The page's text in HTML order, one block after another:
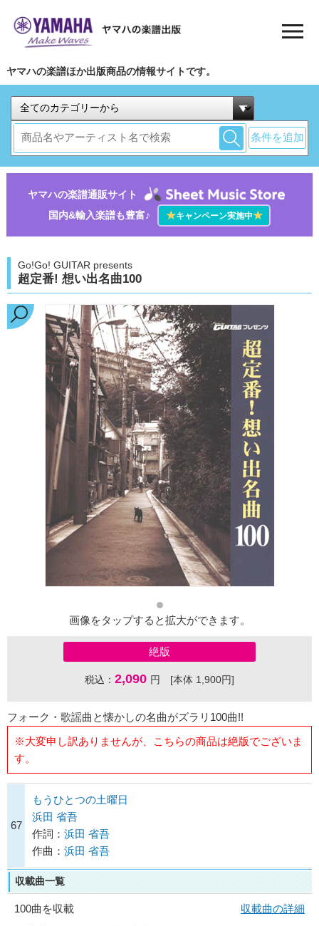
ヤマハの楽譜ほか出版商品の情報サイトです。
条件を追加
ヤマハの楽譜通販サイト
国内&輸入楽譜も豊富♪
★キャンペーン実施中★
Go!Go! GUITAR presents
超定番! 想い出名曲100
画像をタップすると拡大ができます。
絶版
税込： 2,090 円 [本体 1,900円]
フォーク・歌謡曲と懐かしの名曲がズラリ100曲!!
※大変申し訳ありませんが、こちらの商品は絶版でございま
す。
67
もうひとつの土曜日
浜田 省吾
作詞： 浜田 省吾
作曲： 浜田 省吾
収載曲一覧
100曲を収載
収載曲の詳細